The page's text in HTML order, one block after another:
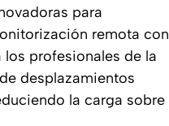
para
remota con
profesionales de la
desplazamientos
la carga sobre